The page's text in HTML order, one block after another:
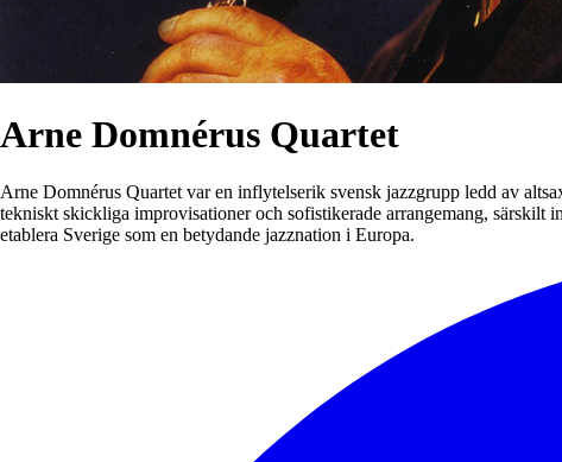
Arne Domnérus Quartet
Arne Domnérus Quartet var en inflytelserik svensk jazzgrupp ledd av
tekniskt skickliga improvisationer och sofistikerade arrangemang, särskilt
etablera Sverige som en betydande jazznation i Europa.